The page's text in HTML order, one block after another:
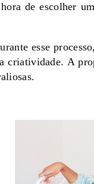
de escolher
esse
criatividade. A